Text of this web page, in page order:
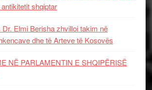
shqiptar
Dr. Elmi Berisha zhvilloi takim në
dhe të Arteve të Kosovës
NË PARLAMENTIN E SHQIPËRISË